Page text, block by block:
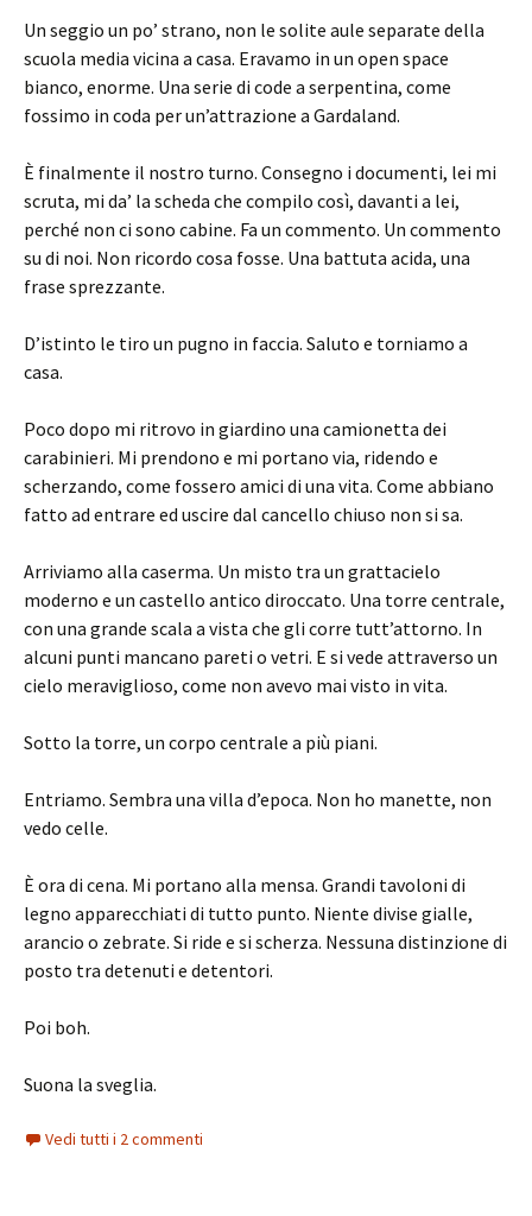
Un seggio un po’ strano, non le solite aule separate della
scuola media vicina a casa. Eravamo in un open space
bianco, enorme. Una serie di code a serpentina, come
fossimo in coda per un’attrazione a Gardaland.
È finalmente il nostro turno. Consegno i documenti, lei mi
scruta, mi da’ la scheda che compilo così, davanti a lei,
perché non ci sono cabine. Fa un commento. Un commento
su di noi. Non ricordo cosa fosse. Una battuta acida, una
frase sprezzante.
D’istinto le tiro un pugno in faccia. Saluto e torniamo a
casa.
Poco dopo mi ritrovo in giardino una camionetta dei
carabinieri. Mi prendono e mi portano via, ridendo e
scherzando, come fossero amici di una vita. Come abbiano
fatto ad entrare ed uscire dal cancello chiuso non si sa.
Arriviamo alla caserma. Un misto tra un grattacielo
moderno e un castello antico diroccato. Una torre centrale,
con una grande scala a vista che gli corre tutt’attorno. In
alcuni punti mancano pareti o vetri. E si vede attraverso un
cielo meraviglioso, come non avevo mai visto in vita.
Sotto la torre, un corpo centrale a più piani.
Entriamo. Sembra una villa d’epoca. Non ho manette, non
vedo celle.
È ora di cena. Mi portano alla mensa. Grandi tavoloni di
legno apparecchiati di tutto punto. Niente divise gialle,
arancio o zebrate. Si ride e si scherza. Nessuna distinzione di
posto tra detenuti e detentori.
Poi boh.
Suona la sveglia.
Vedi tutti i 2 commenti